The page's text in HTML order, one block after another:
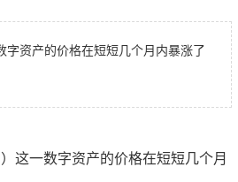
资产的价格在短短几个月内暴涨了
这一数字资产的价格在短短几个月